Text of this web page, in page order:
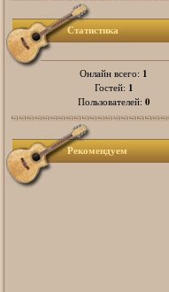
Статистика
Онлайн всего: 1
Гостей: 1
Пользователей: 0
Рекомендуем